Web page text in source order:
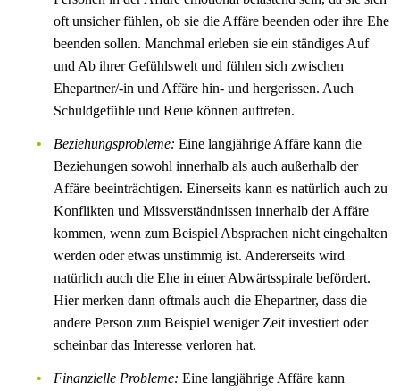
oft unsicher fühlen, ob sie die Affäre beenden oder ihre Ehe
beenden sollen. Manchmal erleben sie ein ständiges Auf
und Ab ihrer Gefühlswelt und fühlen sich zwischen
Ehepartner/-in und Affäre hin- und hergerissen. Auch
Schuldgefühle und Reue können auftreten.
Beziehungsprobleme: Eine langjährige Affäre kann die
Beziehungen sowohl innerhalb als auch außerhalb der
Affäre beeinträchtigen. Einerseits kann es natürlich auch zu
Konflikten und Missverständnissen innerhalb der Affäre
kommen, wenn zum Beispiel Absprachen nicht eingehalten
werden oder etwas unstimmig ist. Andererseits wird
natürlich auch die Ehe in einer Abwärtsspirale befördert.
Hier merken dann oftmals auch die Ehepartner, dass die
andere Person zum Beispiel weniger Zeit investiert oder
scheinbar das Interesse verloren hat.
Finanzielle Probleme: Eine langjährige Affäre kann